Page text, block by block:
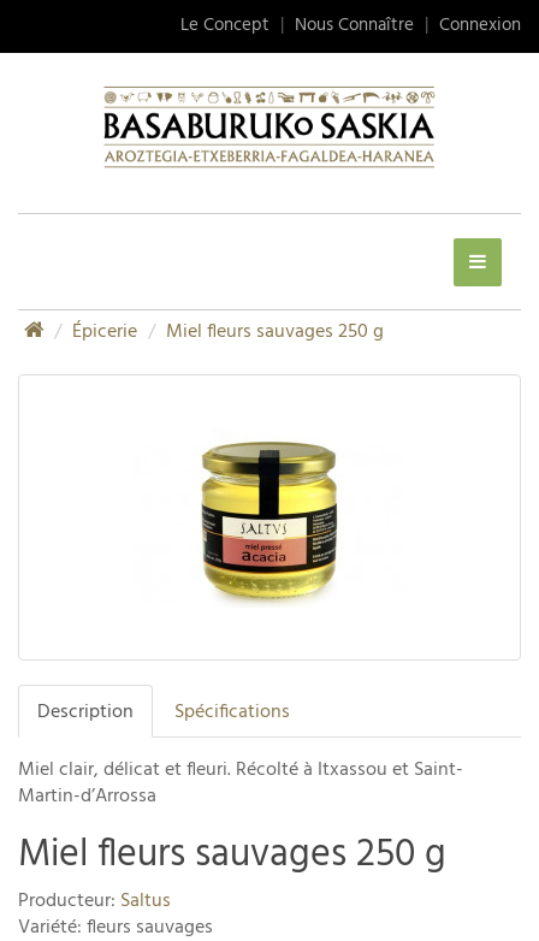
Le Concept Nous Connaître Connexion
Épicerie Miel fleurs sauvages 250 g
Description Spécifications
Miel clair, délicat et fleuri. Récolté à Itxassou et Saint-
Martin-d’Arrossa
Miel fleurs sauvages 250 g
Producteur: Saltus
Variété: fleurs sauvages